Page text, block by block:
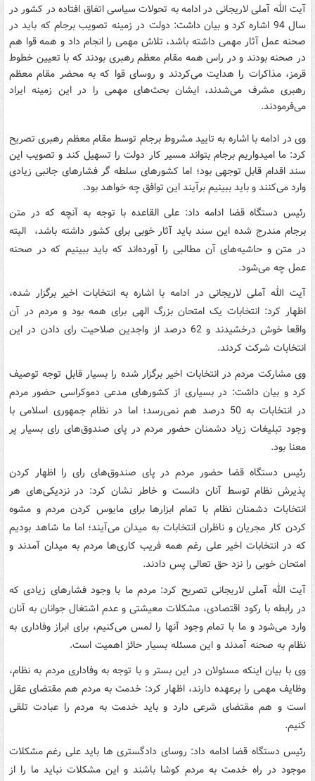
آیت الله آملی لاریجانی در ادامه به تحولات سیاسی اتفاق افتاده در کشور در
سال 94 اشاره کرد و بیان داشت: دولت در زمینه تصویب برجام که باید در
صحنه عمل آثار مهمی داشته باشد، تلاش مهمی را انجام داد و همه قوا هم
در صحنه بودند و در راس همه مقام معظم رهبری بودند که با تعیین خطوط
قرمز، مذاکرات را هدایت می‌کردند و روسای قوا که به محضر مقام معظم
رهبری مشرف می‌شدند، ایشان بحث‌های مهمی را در این زمینه ایراد
می‌فرمودند.
وی در ادامه با اشاره به تایید مشروط برجام توسط مقام معظم رهبری تصریح
کرد: ما امیدواریم برجام بتواند مسیر کار دولت را تسهیل کند و تصویب این
سند اقدام قابل توجهی بود؛ اما کشورهای سلطه گر فشارهای جانبی زیادی
وارد می‌کنند و باید ببینیم برآیند این توافق چه خواهد بود.
رئیس دستگاه قضا ادامه داد: علی القاعده با توجه به آنچه که در متن
برجام مندرج شده این سند باید آثار خوبی برای کشور داشته باشد، البته
در متن و حاشیه‌های آن مطالبی را آورده‌اند که باید ببینیم که در صحنه
عمل چه می‌شود.
آیت الله آملی لاریجانی در ادامه با اشاره به انتخابات اخیر برگزار شده،
اظهار کرد: انتخابات یک امتحان بزرگ الهی برای همه بود و مردم در آن
واقعا خوش درخشیدند و 62 درصد از واجدین صلاحیت رای دادن در این
انتخابات شرکت کردند.
وی مشارکت مردم در انتخابات اخیر برگزار شده را بسیار قابل توجه توصیف
کرد و بیان داشت: در بسیاری از کشورهای مدعی دموکراسی حضور مردم
در انتخابات به 50 درصد هم نمی‌رسد؛ اما در نظام جمهوری اسلامی با
وجود تبلیغات زیاد دشمنان حضور مردم در پای صندوق‌های رای بسیار پر
معنا بود.
رئیس دستگاه قضا حضور مردم در پای صندوق‌های رای را اظهار کردن
پذیرش نظام توسط آنان دانست و خاطر نشان کرد: در نزدیکی‌های هر
انتخابات دشمنان نظام با تمام ابزارها برای مایوس کردن مردم و مشوه
کردن کار مجریان و ناظران انتخابات به میدان می‌آیند؛ اما ما شاهد بودیم
که در انتخابات اخیر علی رغم همه فریب کاری‌ها مردم به میدان آمدند و
امتحان خوبی را نزد حق تعالی پس دادند.
آیت الله آملی لاریجانی تصریح کرد: مردم ما با وجود فشارهای زیادی که
در رابطه با رکود اقتصادی، مشکلات معیشتی و عدم اشتغال جوانان به آنان
وارد می‌شود و ما با تمام وجود آنها را لمس می‌کنیم، برای ابراز وفاداری به
نظام به صحنه آمدند و این مسئله بسیار حائز اهمیت است.
وی با بیان اینکه مسئولان در این بستر و با توجه به وفاداری مردم به نظام،
وظایف مهمی را برعهده دارند، اظهار کرد: خدمت به مردم هم مقتضای عقل
است و هم مقتضای شرعی دارد و باید خدمت به مردم را عبادت تلقی
کنیم.
رئیس دستگاه قضا ادامه داد: روسای دادگستری ها باید علی رغم مشکلات
موجود در راه خدمت به مردم کوشا باشند و این مشکلات نباید ما را از